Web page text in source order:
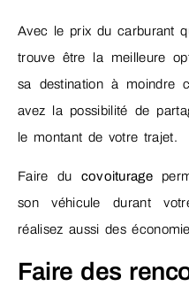
Avec le prix du carburant
trouve être la meilleure
sa destination à moindre
avez la possibilité de
le montant de votre trajet.
Faire du covoiturage
son véhicule durant
réalisez aussi des
Faire des